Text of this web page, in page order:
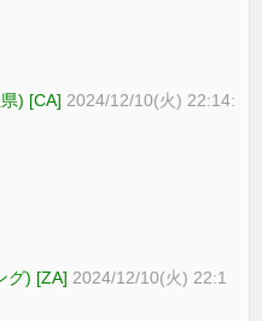
) [CA] 2024/12/10(火) 22:14:
グ) [ZA] 2024/12/10(火) 22:1